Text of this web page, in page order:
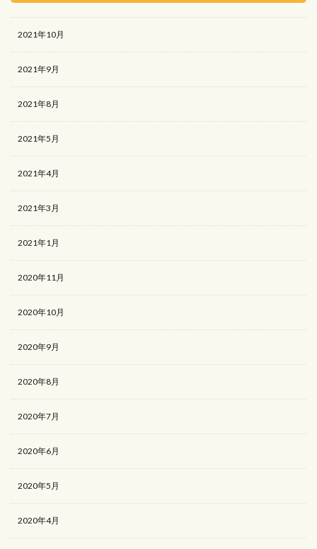
2021年10月
2021年9月
2021年8月
2021年5月
2021年4月
2021年3月
2021年1月
2020年11月
2020年10月
2020年9月
2020年8月
2020年7月
2020年6月
2020年5月
2020年4月